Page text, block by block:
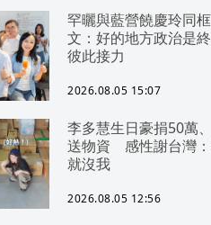
罕曬與藍營饒慶玲同
文：好的地方政治是終
彼此接力
2026.08.05 15:07
李多慧生日豪捐50萬
送物資 感性謝台灣
就沒我
2026.08.05 12:56